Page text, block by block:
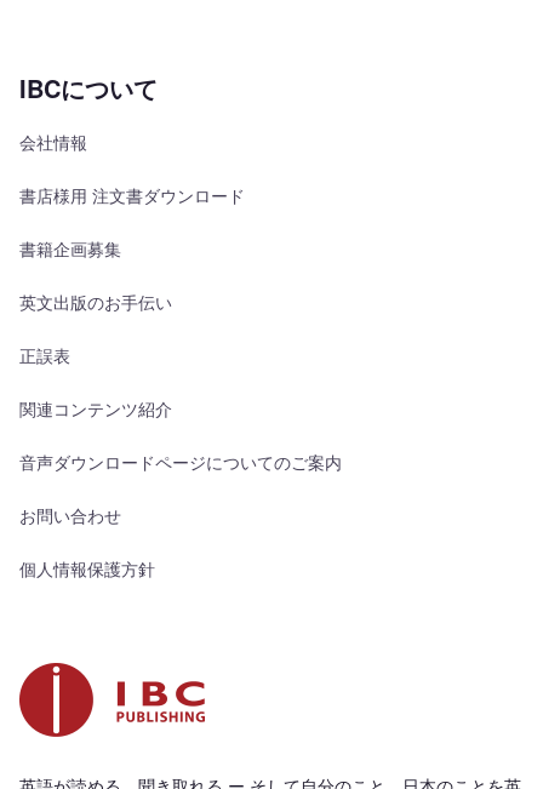
IBCについて
会社情報
書店様用 注文書ダウンロード
書籍企画募集
英文出版のお手伝い
正誤表
関連コンテンツ紹介
音声ダウンロードページについてのご案内
お問い合わせ
個人情報保護方針